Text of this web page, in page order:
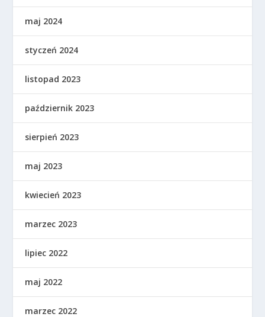
maj 2024
styczeń 2024
listopad 2023
październik 2023
sierpień 2023
maj 2023
kwiecień 2023
marzec 2023
lipiec 2022
maj 2022
marzec 2022